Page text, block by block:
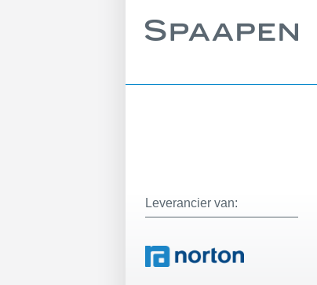
Leverancier van: